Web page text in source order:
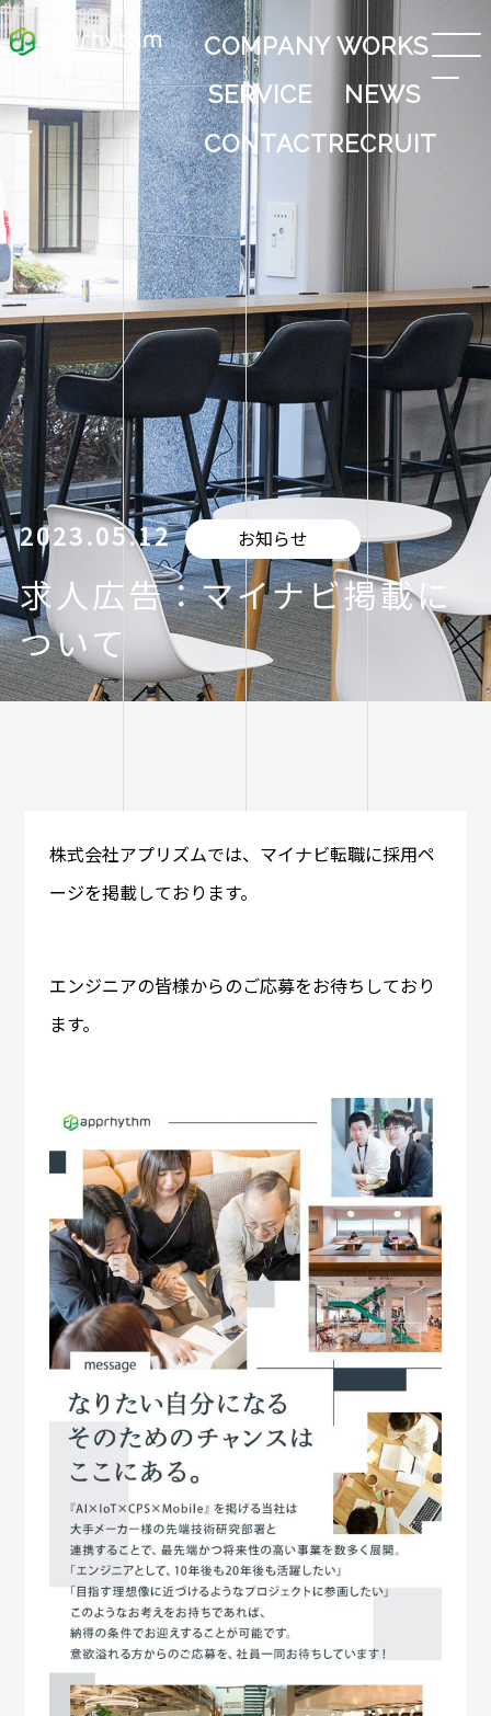
COMPANYWORKS
SERVICE
NEWS
CONTACTRECRUIT
2023.05.12 お知らせ
求人広告：マイナビ掲載に
ついて
株式会社アプリズムでは、マイナビ転職に採用ペ
ージを掲載しております。
エンジニアの皆様からのご応募をお待ちしており
ます。